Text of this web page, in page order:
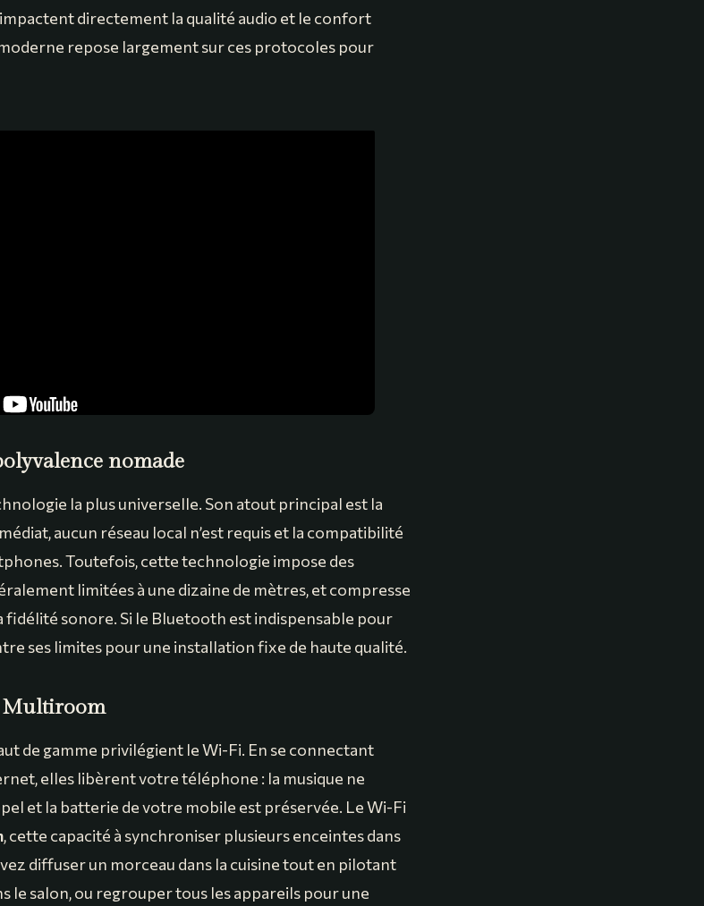
directement la qualité audio et le confort
repose largement sur ces protocoles pour
nomade
la plus universelle. Son atout principal est la
aucun réseau local n’est requis et la compatibilité
Toutefois, cette technologie impose des
limitées à une dizaine de mètres, et compresse
fidélité sonore. Si le Bluetooth est indispensable pour
ses limites pour une installation fixe de haute qualité.
Multiroom
de gamme privilégient le Wi-Fi. En se connectant
elles libèrent votre téléphone : la musique ne
et la batterie de votre mobile est préservée. Le Wi-Fi
, cette capacité à synchroniser plusieurs enceintes dans
diffuser un morceau dans la cuisine tout en pilotant
le salon, ou regrouper tous les appareils pour une